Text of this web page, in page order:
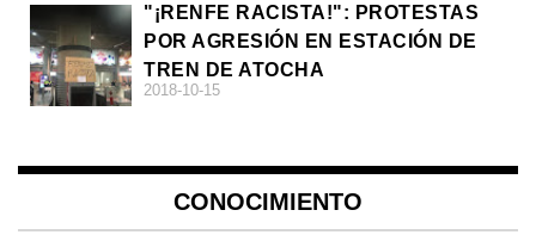
"¡RENFE RACISTA!": PROTESTAS
POR AGRESIÓN EN ESTACIÓN DE
TREN DE ATOCHA
2018-10-15
CONOCIMIENTO